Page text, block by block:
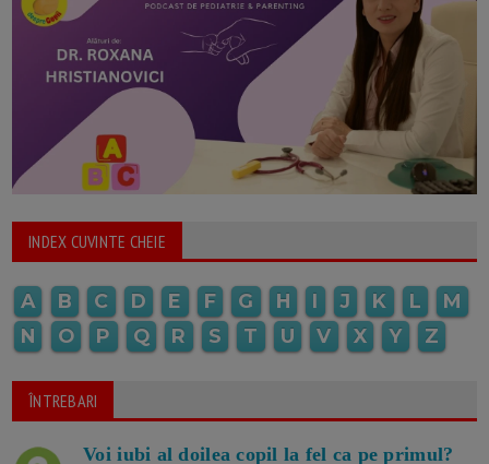
INDEX CUVINTE CHEIE
A B C D E F G H I J K L
M
N
O P Q R S T U V X Y Z
ÎNTREBARI
Voi iubi al doilea copil la fel ca pe primul?